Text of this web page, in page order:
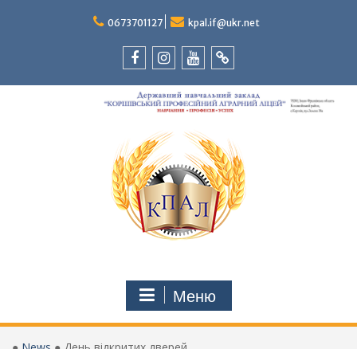
0673701127 kpal.if@ukr.net
Tok
Меню